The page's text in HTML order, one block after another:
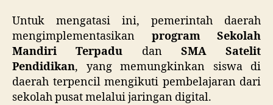
Untuk mengatasi ini, pemerintah daerah
mengimplementasikan program Sekolah
Mandiri Terpadu dan SMA Satelit
Pendidikan, yang memungkinkan siswa di
daerah terpencil mengikuti pembelajaran dari
sekolah pusat melalui jaringan digital.